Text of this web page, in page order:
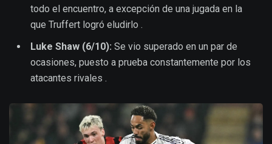
todo el encuentro, a excepción de una jugada en la
que Truffert logró eludirlo .
Luke Shaw (6/10): Se vio superado en un par de
ocasiones, puesto a prueba constantemente por los
atacantes rivales .